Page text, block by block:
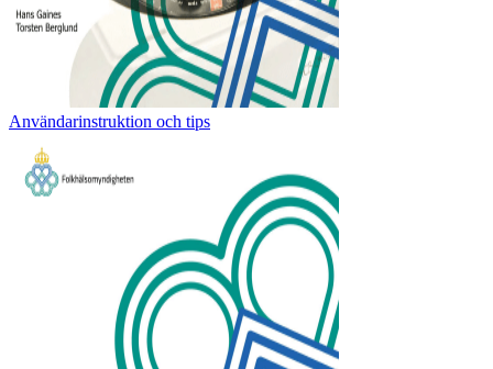
Användarinstruktion och tips